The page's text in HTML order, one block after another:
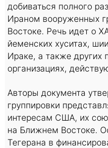
добиваться полного
Ираном вооруженных
Востоке. Речь идет о
йеменских хуситах,
Ираке, а также других
организациях,
Авторы документа
группировки
интересам США, их
на Ближнем Востоке.
Тегерана в